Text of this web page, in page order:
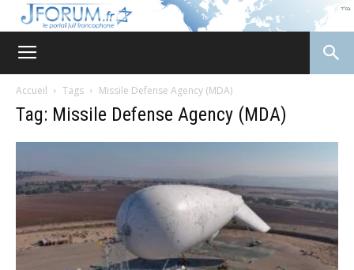
Accueil Tags Missile Defense Agency (MDA)
Tag: Missile Defense Agency (MDA)